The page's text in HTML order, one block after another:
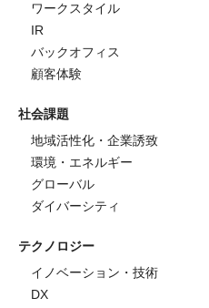
ワークスタイル
IR
バックオフィス
顧客体験
社会課題
地域活性化・企業誘致
環境・エネルギー
グローバル
ダイバーシティ
テクノロジー
イノベーション・技術
DX